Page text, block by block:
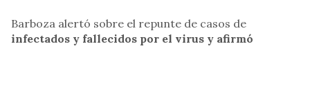
Barboza alertó sobre el repunte de casos de
infectados y fallecidos por el virus y afirmó